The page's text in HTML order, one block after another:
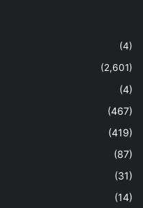
(4)
(2,601)
(4)
(467)
(419)
(87)
(31)
(14)